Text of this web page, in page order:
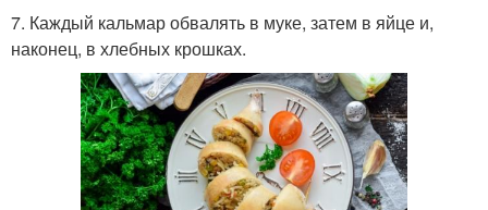
7. Каждый кальмар обвалять в муке, затем в яйце и,
наконец, в хлебных крошках.